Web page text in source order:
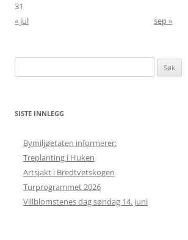
31
« jul
sep »
etter:
SISTE INNLEGG
Bymiljøetaten informerer:
Treplanting i Huken
Artsjakt i Bredtvetskogen
Turprogrammet 2026
Villblomstenes dag søndag 14. juni